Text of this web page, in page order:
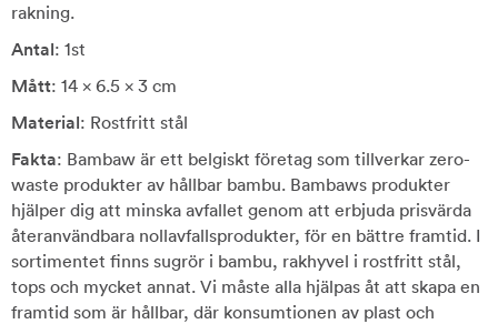
rakning.
Antal: 1st
Mått: 14 x 6.5 x 3 cm
Material: Rostfritt stål
Fakta: Bambaw är ett belgiskt företag som tillverkar zero-
waste produkter av hållbar bambu. Bambaws produkter
hjälper dig att minska avfallet genom att erbjuda prisvärda
återanvändbara nollavfallsprodukter, för en bättre framtid. I
sortimentet finns sugrör i bambu, rakhyvel i rostfritt stål,
tops och mycket annat. Vi måste alla hjälpas åt att skapa en
framtid som är hållbar, där konsumtionen av plast och